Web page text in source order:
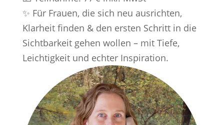
✨ Für Frauen, die sich neu ausrichten,
Klarheit finden & den ersten Schritt in die
Sichtbarkeit gehen wollen – mit Tiefe,
Leichtigkeit und echter Inspiration.